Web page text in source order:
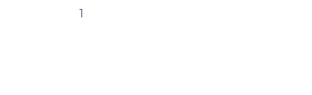
1